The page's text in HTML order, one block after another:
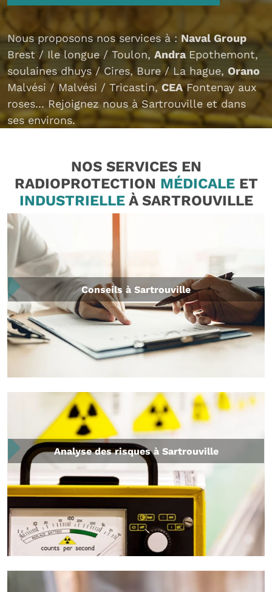
Nous proposons nos services à : Naval Group
Brest / Ile longue / Toulon, Andra Epothemont,
soulaines dhuys / Cires, Bure / La hague, Orano
Malvési / Malvési / Tricastin,CEAFontenay aux
roses... Rejoignez nous à Sartrouville et dans
ses environs.
NOS SERVICES EN
RADIOPROTECTION MÉDICALEET
INDUSTRIELLEÀ SARTROUVILLE
Conseils à Sartrouville
Analyse des risques à Sartrouville